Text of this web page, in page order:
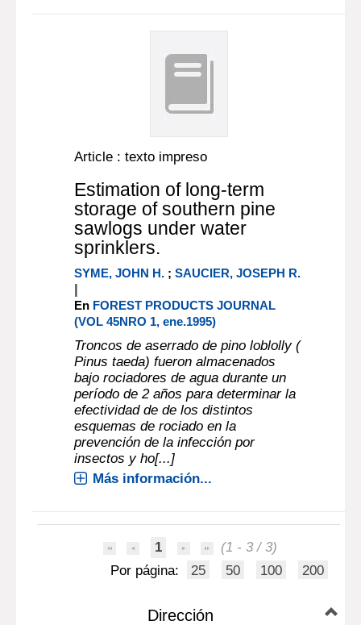
Article : texto impreso
Estimation of long-term
storage of southern pine
sawlogs under water
sprinklers.
SYME, JOHN H. ;SAUCIER, JOSEPH R.
|
En FOREST PRODUCTS JOURNAL
(VOL 45NRO 1, ene.1995)
Troncos de aserrado de pino loblolly (
Pinus taeda) fueron almacenados
bajo rociadores de agua durante un
período de 2 años para determinar la
efectividad de de los distintos
esquemas de rociado en la
prevención de la infección por
insectos y ho[...]
Más información...
1
(1 - 3 / 3)
Por página:
25 50 100 200
Dirección